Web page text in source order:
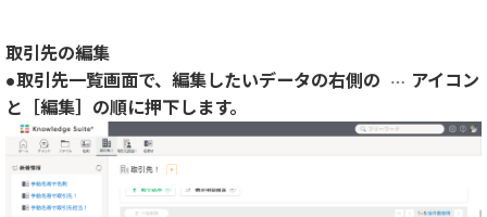
取引先の編集
●取引先一覧画面で、編集したいデータの右側の
アイコン
と［編集］の順に押下します。